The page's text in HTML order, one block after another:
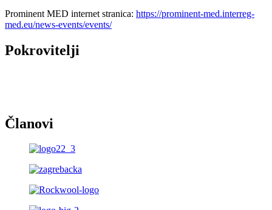
Prominent MED internet stranica: https://prominent-med.interreg-
med.eu/news-events/events/
Pokrovitelji
Članovi